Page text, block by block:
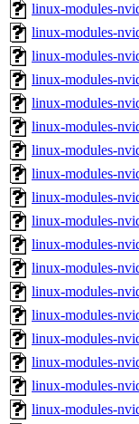
linux-modules-
linux-modules-
linux-modules-
linux-modules-
linux-modules-
linux-modules-
linux-modules-
linux-modules-
linux-modules-
linux-modules-
linux-modules-
linux-modules-
linux-modules-
linux-modules-
linux-modules-
linux-modules-
linux-modules-
linux-modules-